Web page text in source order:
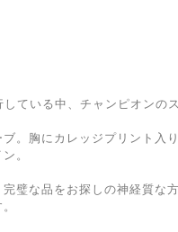
ている中、チャンピオンの
。胸にカレッジプリント入
。
璧な品をお探しの神経質な